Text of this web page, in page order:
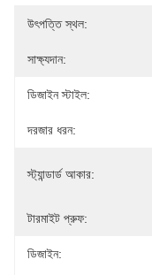
উৎপত্তি স্থল:
সাক্ষ্যদান:
ডিজাইন স্টাইল:
দরজার ধরন:
স্ট্যান্ডার্ড আকার:
টারমাইট প্রুফ:
ডিজাইন: